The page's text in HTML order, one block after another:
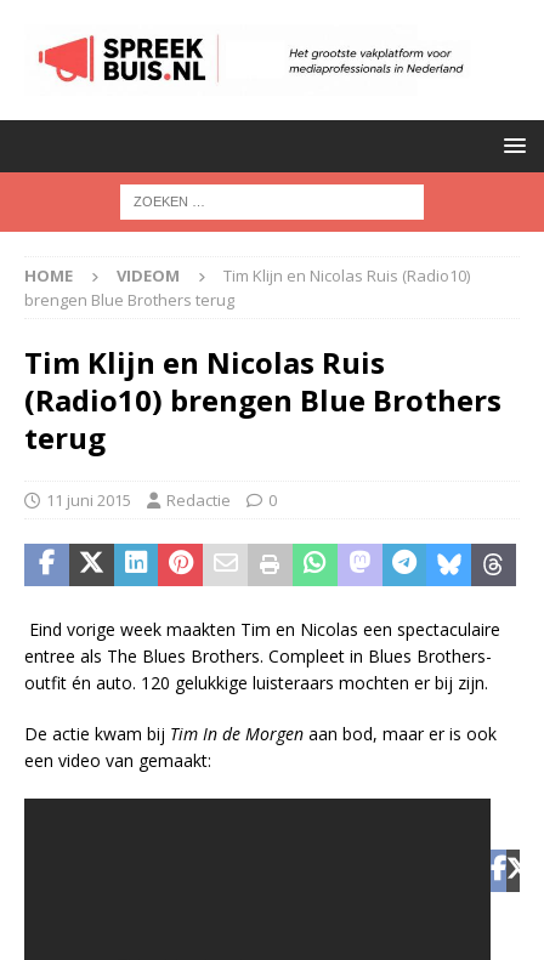
HOME VIDEOM
Tim Klijn en Nicolas Ruis (Radio10)
brengen Blue Brothers terug
Tim Klijn en Nicolas Ruis
(Radio10) brengen Blue Brothers
terug
11 juni 2015 Redactie 0
Eind vorige week maakten Tim en Nicolas een spectaculaire
entree als The Blues Brothers. Compleet in Blues Brothers-
outfit én auto. 120 gelukkige luisteraars mochten er bij zijn.
De actie kwam bij Tim In de Morgen aan bod, maar er is ook
een video van gemaakt:​